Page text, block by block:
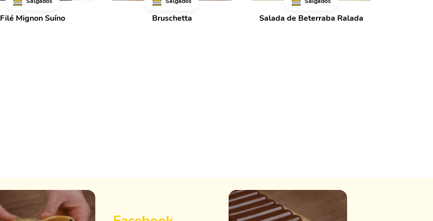
Filé Mignon Suíno Bruschetta Salada de Beterraba Ralada